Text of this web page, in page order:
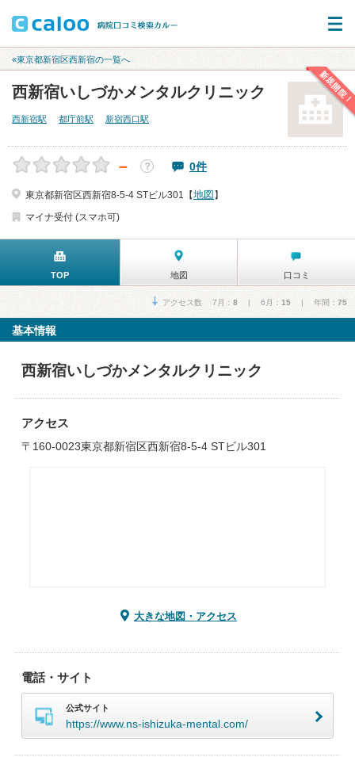
«東京都新宿区西新宿の一覧へ
新規開院！
西新宿いしづかメンタルクリニック
西新宿駅 都庁前駅 新宿西口駅
－ ？ 0件
東京都新宿区西新宿8-5-4 STビル301【地図 】
マイナ受付 (スマホ可)
TOP 地図 口コミ
アクセス数 7月： 8 | 6月： 15 | 年間： 75
基本情報
西新宿いしづかメンタルクリニック
アクセス
〒160-0023東京都新宿区西新宿8-5-4 STビル301
大きな地図・アクセス
電話・サイト
公式サイト
https://www.ns-ishizuka-mental.com/